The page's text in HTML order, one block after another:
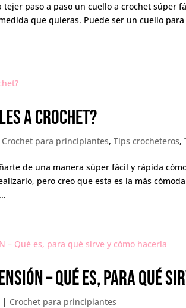
tejer paso a paso un cuello a crochet súper
que quieras. Puede ser un cuello
a crochet?
Crochet para principiantes,Tips crocheteros,
de una manera súper fácil y rápida
pero creo que esta es la más
– Qué es, para
| Crochet para principiantes